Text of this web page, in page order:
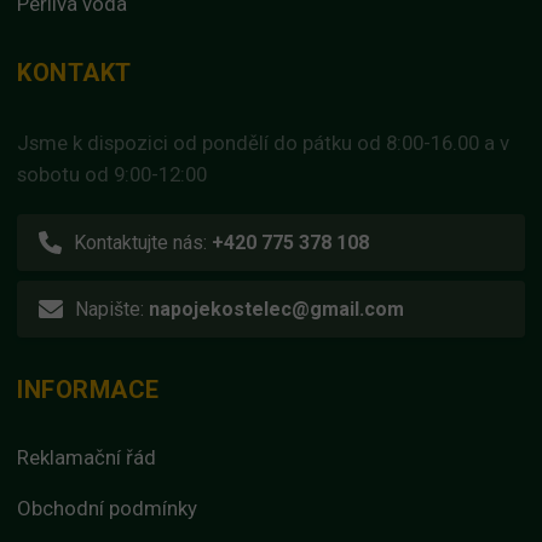
KONTAKT
Jsme k dispozici od pondělí do pátku od 8:00-16.00 a v
sobotu od 9:00-12:00
Kontaktujte nás: +420 775 378 108
Napište: napojekostelec@gmail.com
INFORMACE
Reklamační řád
Obchodní podmínky